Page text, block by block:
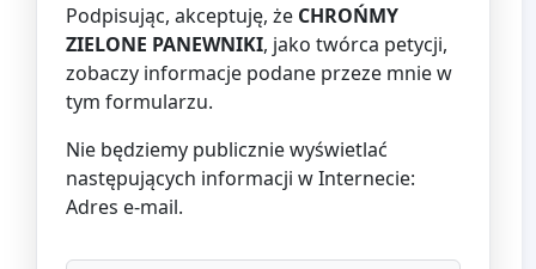
Podpisując, akceptuję, że CHROŃMY
ZIELONE PANEWNIKI, jako twórca petycji,
zobaczy informacje podane przeze mnie w
tym formularzu.
Nie będziemy publicznie wyświetlać
następujących informacji w Internecie:
Adres e-mail.